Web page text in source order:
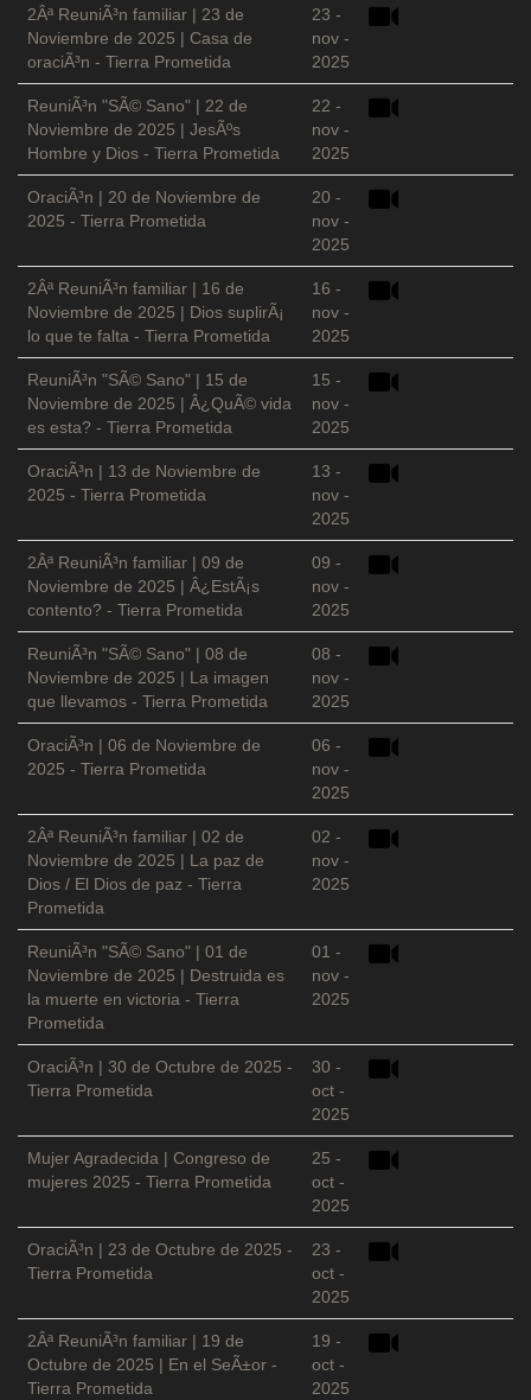
2Âª ReuniÃ³n familiar | 23 de
Noviembre de 2025 | Casa de
oraciÃ³n - Tierra Prometida
23 -
nov -
2025
ReuniÃ³n "SÃ© Sano" | 22 de
Noviembre de 2025 | JesÃºs
Hombre y Dios - Tierra Prometida
22 -
nov -
2025
OraciÃ³n | 20 de Noviembre de
2025 - Tierra Prometida
20 -
nov -
2025
2Âª ReuniÃ³n familiar | 16 de
Noviembre de 2025 | Dios suplirÃ¡
lo que te falta - Tierra Prometida
16 -
nov -
2025
ReuniÃ³n "SÃ© Sano" | 15 de
Noviembre de 2025 | Â¿QuÃ© vida
es esta? - Tierra Prometida
15 -
nov -
2025
OraciÃ³n | 13 de Noviembre de
2025 - Tierra Prometida
13 -
nov -
2025
2Âª ReuniÃ³n familiar | 09 de
Noviembre de 2025 | Â¿EstÃ¡s
contento? - Tierra Prometida
09 -
nov -
2025
ReuniÃ³n "SÃ© Sano" | 08 de
Noviembre de 2025 | La imagen
que llevamos - Tierra Prometida
08 -
nov -
2025
OraciÃ³n | 06 de Noviembre de
2025 - Tierra Prometida
06 -
nov -
2025
2Âª ReuniÃ³n familiar | 02 de
Noviembre de 2025 | La paz de
Dios / El Dios de paz - Tierra
Prometida
02 -
nov -
2025
ReuniÃ³n "SÃ© Sano" | 01 de
Noviembre de 2025 | Destruida es
la muerte en victoria - Tierra
Prometida
01 -
nov -
2025
OraciÃ³n | 30 de Octubre de 2025 -
Tierra Prometida
30 -
oct -
2025
Mujer Agradecida | Congreso de
mujeres 2025 - Tierra Prometida
25 -
oct -
2025
OraciÃ³n | 23 de Octubre de 2025 -
Tierra Prometida
23 -
oct -
2025
2Âª ReuniÃ³n familiar | 19 de
Octubre de 2025 | En el SeÃ±or -
Tierra Prometida
19 -
oct -
2025